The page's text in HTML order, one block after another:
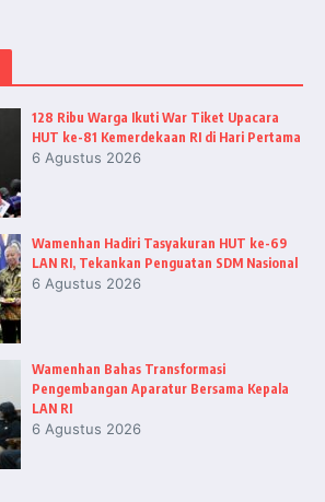
128 Ribu Warga Ikuti War Tiket Upacara
HUT ke-81 Kemerdekaan RI di Hari Pertama
6 Agustus 2026
Wamenhan Hadiri Tasyakuran HUT ke-69
LAN RI, Tekankan Penguatan SDM Nasional
6 Agustus 2026
Wamenhan Bahas Transformasi
Pengembangan Aparatur Bersama Kepala
LAN RI
6 Agustus 2026